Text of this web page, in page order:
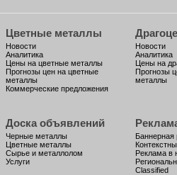
Цветные металлы
Новости
Аналитика
Цены на цветные металлы
Прогнозы цен на цветные
металлы
Коммерческие предложения
Новости
Аналитика
Цены на
Прогнозы
металлы
Доска объявлений
Черные металлы
Цветные металлы
Сырье и металлолом
Услуги
Баннерная
Реклама в
Classified